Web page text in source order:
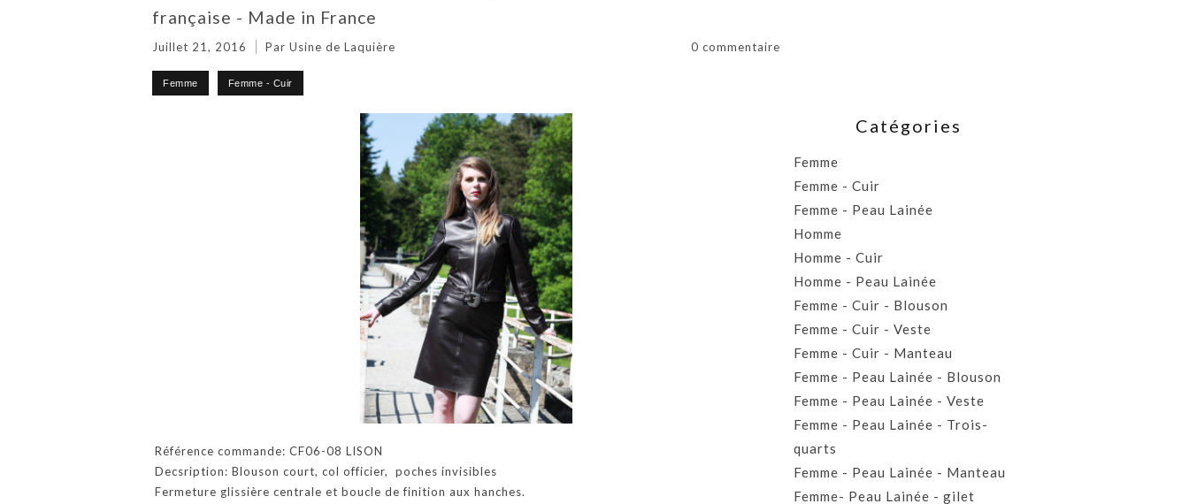
française - Made in France
Juillet 21, 2016 Par Usine de Laquière 0 commentaire
Référence commande: CF06-08 LISON
Decsription: Blouson court, col officier, poches invisibles
Fermeture glissière centrale et boucle de finition aux hanches.
Catégories
Femme
Femme - Cuir
Femme - Peau Lainée
Homme
Homme - Cuir
Homme - Peau Lainée
Femme - Cuir - Blouson
Femme - Cuir - Veste
Femme - Cuir - Manteau
Femme - Peau Lainée - Blouson
Femme - Peau Lainée - Veste
Femme - Peau Lainée - Trois-
quarts
Femme - Peau Lainée - Manteau
Femme- Peau Lainée - gilet